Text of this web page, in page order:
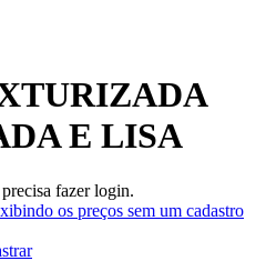
E LISA
fazer login.
os preços sem um cadastro